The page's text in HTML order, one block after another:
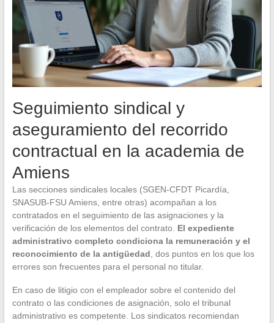
Seguimiento sindical y
aseguramiento del recorrido
contractual en la academia de
Amiens
Las secciones sindicales locales (SGEN-CFDT Picardía,
SNASUB-FSU Amiens, entre otras) acompañan a los
contratados en el seguimiento de las asignaciones y la
verificación de los elementos del contrato. El expediente
administrativo completo condiciona la remuneración y el
reconocimiento de la antigüedad, dos puntos en los que los
errores son frecuentes para el personal no titular.
En caso de litigio con el empleador sobre el contenido del
contrato o las condiciones de asignación, solo el tribunal
administrativo es competente. Los sindicatos recomiendan